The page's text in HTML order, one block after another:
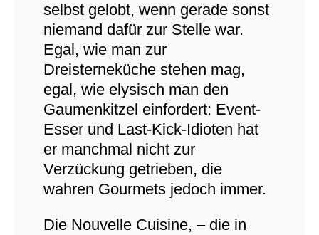
selbst gelobt, wenn gerade sonst
niemand dafür zur Stelle war.
Egal, wie man zur
Dreisterneküche stehen mag,
egal, wie elysisch man den
Gaumenkitzel einfordert: Event-
Esser und Last-Kick-Idioten hat
er manchmal nicht zur
Verzückung getrieben, die
wahren Gourmets jedoch immer.
Die Nouvelle Cuisine, – die in